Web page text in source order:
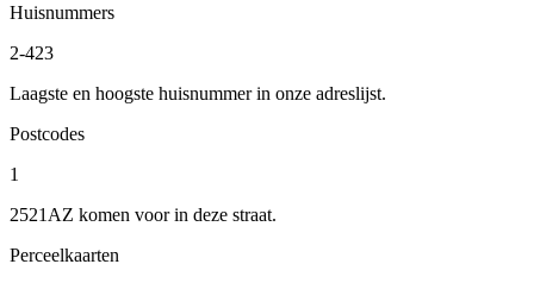
Huisnummers
2-423
Laagste en hoogste huisnummer in onze adreslijst.
Postcodes
1
2521AZ komen voor in deze straat.
Perceelkaarten